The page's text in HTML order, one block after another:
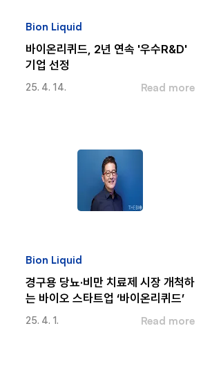
25. 4. 14.
Bion Liquid
바이온리퀴드, 2년 연속 '우수R&D'
기업 선정
Read more
25. 4. 1.
Bion Liquid
경구용 당뇨·비만 치료제 시장 개척하
는 바이오 스타트업 ‘바이온리퀴드’
Read more